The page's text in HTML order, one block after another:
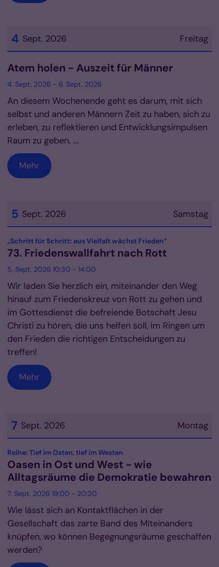
Freitag
4 Sept. 2026
Datum: 4. September 2026
Atem holen - Auszeit für Männer
4. Sept. 2026 - 6. Sept. 2026
An diesem Wochenende geht es darum, mit sich
selbst und anderen Männern Zeit zu haben, sich zu
erleben, zu reflektieren und Entwicklungsimpulsen
Raum zu geben. ...
Mehr
Samstag
5 Sept. 2026
Datum: 5. September 2026
„Schritt für Schritt: aus Vielfalt wächst Frieden“:
73. Friedenswallfahrt nach Rott
5. Sept. 2026 10:30 - 14:00
Wir laden Sie herzlich ein, miteinander den Weg
hinauf zum Friedenskreuz von Rott zu gehen und
im Gottesdienst die befreiende Botschaft Jesu
Christi zu hören, die uns helfen soll, im Ringen um
den Frieden die richtigen Entscheidungen zu
treffen!
Mehr
Montag
7 Sept. 2026
Datum: 7. September 2026
Reihe: Tief im Osten, tief im Westen
Oasen in Ost und West - wie
Alltagsräume die Demokratie bewahren
7. Sept. 2026 19:00 - 20:30
Wie lässt sich an Kontaktflächen in der
Gesellschaft das zarte Band des Miteinanders
knüpfen, wo können Begegnungsräume geschaffen
werden?